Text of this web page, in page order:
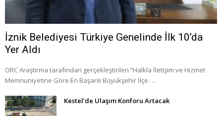
İznik Belediyesi Türkiye Genelinde İlk 10’da
Yer Aldı
ORC Araştırma tarafından gerçekleştirilen “Halkla İletişim ve Hizmet
Memnuniyetine Göre En Başarılı Büyükşehir İlçe …
Kestel’de Ulaşım Konforu Artacak